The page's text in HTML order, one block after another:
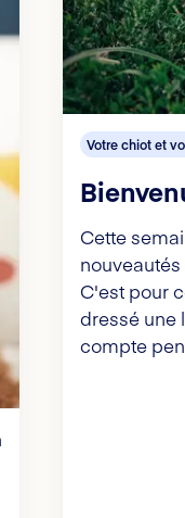
Votre chiot et
Cette
C'est pour
dressé une
compte